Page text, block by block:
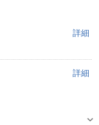
詳細
詳細